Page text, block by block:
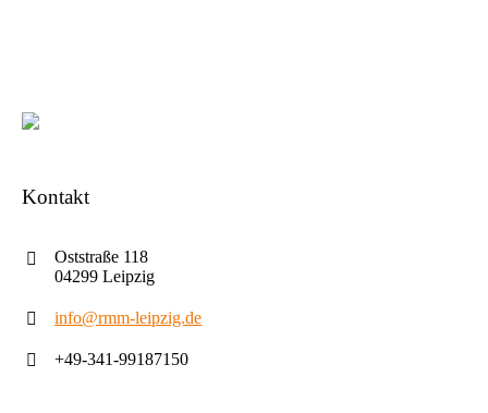
Kontakt
Oststraße 118
04299 Leipzig
info@rmm-leipzig.de
+49-341-99187150